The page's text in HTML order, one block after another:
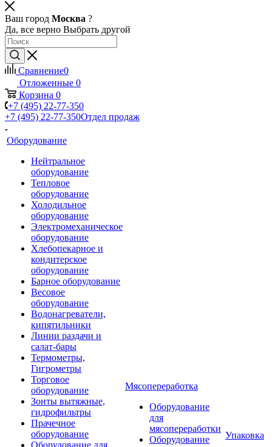
Ваш город Москва ?
Да, все верно Выбрать другой
Сравнение0
Отложенные 0
Корзина 0
+7 (495) 22-77-350
+7 (495) 22-77-350Отдел продаж
Оборудование
Нейтральное
оборудование
Тепловое
оборудование
Холодильное
оборудование
Электромеханическое
оборудование
Хлебопекарное и
кондитерское
оборудование
Барное оборудование
Весовое
оборудование
Водонагреватели,
кипятильники
Линии раздачи и
салат-бары
Термометры,
Гигрометры
Торговое
оборудование
Зонты вытяжные,
гидрофильтры
Прачечное
оборудование
Оборудование для
Мясопереработка
Оборудование
для
мясопереработки
Оборудование
Упаковка